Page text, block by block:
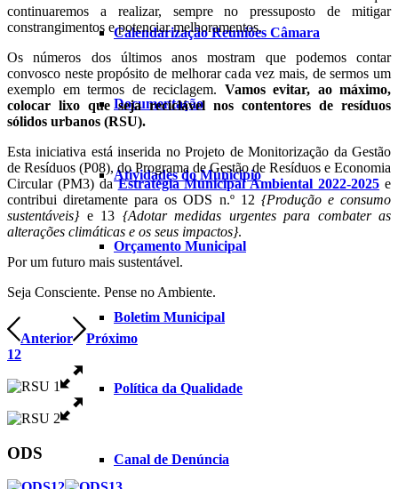
Calendarização Reuniões Câmara
Documentação
Atividades do Município
Orçamento Municipal
Boletim Municipal
Política da Qualidade
Canal de Denúncia
continuaremos a realizar, sempre no pressuposto de mitigar
constrangimentos e potenciar melhoramentos.
Os números dos últimos anos mostram que podemos contar
convosco neste propósito de melhorar cada vez mais, de sermos um
exemplo em termos de reciclagem. Vamos evitar, ao máximo,
colocar lixo que seja reciclável nos contentores de resíduos
sólidos urbanos (RSU).
Esta iniciativa está inserida no Projeto de Monitorização da Gestão
de Resíduos (P08), do Programa de Gestão de Resíduos e Economia
Circular (PM3) daEstratégia Municipal Ambiental 2022-2025 e
contribui diretamente para os ODS n.º 12 {Produção e consumo
sustentáveis}e 13 {Adotar medidas urgentes para combater as
alterações climáticas e os seus impactos}.
Por um futuro mais sustentável.
Seja Consciente. Pense no Ambiente.
Anterior
Próximo
12
ODS